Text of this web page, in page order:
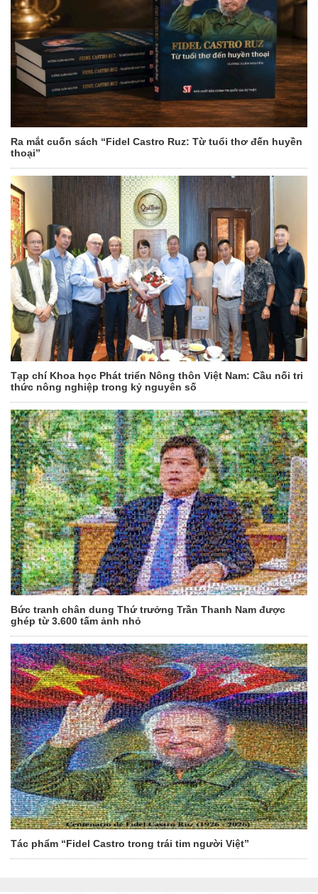
Ra mắt cuốn sách “Fidel Castro Ruz: Từ tuổi thơ đến huyền
thoại”
Tạp chí Khoa học Phát triển Nông thôn Việt Nam: Cầu nối tri
thức nông nghiệp trong kỷ nguyên số
Bức tranh chân dung Thứ trưởng Trần Thanh Nam được
ghép từ 3.600 tấm ảnh nhỏ
Tác phẩm “Fidel Castro trong trái tim người Việt”